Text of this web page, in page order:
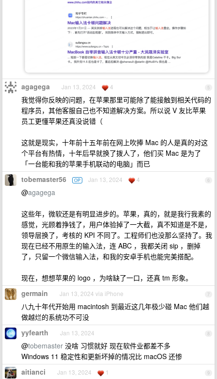
5
agagega Jan 13, 2024 4
我觉得你反映的问题，在苹果那里可能除了能接触到相关代码的
程序员，其他客服自己也不知道解决方案。所以说 V 友比苹果
员工更懂苹果还真没说错（
这就是现实，十年前十五年前在网上吹捧 Mac 的人是真的对这
个平台有热情，十年后早就换了拨人了，他们买 Mac 是为了
「一台能和我的苹果手机联动的电脑」而已
6
tobemaster56 OP Jan 13, 2024 4
@agagega
这些年，微软还是有明显进步的。苹果，真的，就是我行我素的
感觉，光顾着挣钱了，用户体验掉了一大截，真不知道是不是，
领导层换了，考核的 KPI 不同了。工程师们也没那么坚持了。我
现在已经不用原生的输入法，连 ABC ，我都关闭 sip ，删掉
了，只留一个微信输入法，和我的安卓手机也能完美搭配。
现在，想想苹果的 logo ，为啥缺了一口，还真 tm 形象。
7
germain Jan 13, 2024 via iPhone
八九十年代开始用 macintosh 到最近这几年极少碰 Mac 他们越
做越烂的系统功不可没
8
yyfearth Jan 13, 2024
@tobemaster 没啥 习惯就好 现在软件业都差不多
Windows 11 稳定性和更新坏掉的情况比 macOS 还惨
9
aitianci Jan 13, 2024 1